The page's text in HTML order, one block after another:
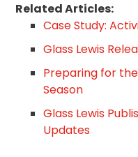
Related Articles:
Case Study:
Glass Lewis
Preparing for
Season
Glass Lewis
Updates